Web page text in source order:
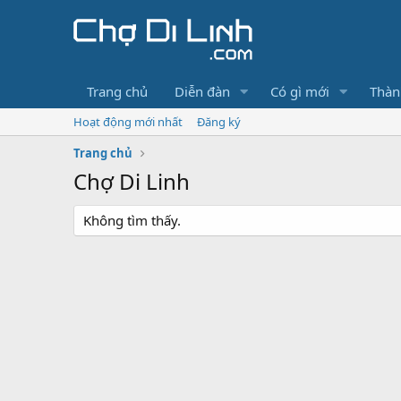
Trang chủ Diễn đàn Có gì mới
Hoạt động mới nhất
Đăng ký
Trang chủ
Chợ Di Linh
Không tìm thấy.